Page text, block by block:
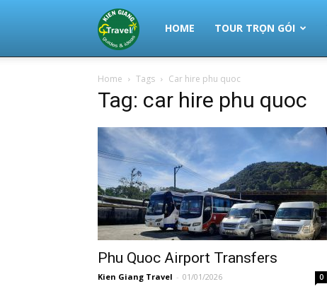
Thuê
Xe
Phú
Quốc
|
HOME TOUR TRỌN GÓI
Home Tags Car hire phu quoc
Tag: car hire phu quoc
Phu Quoc Airport Transfers
Kien Giang Travel - 01/01/2026 0